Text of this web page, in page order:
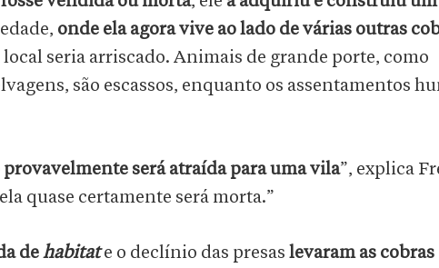
onde ela agora vive ao lado de várias outras
local seria arriscado. Animais de grande porte, como
são escassos, enquanto os assentamentos
será atraída para uma vila”, explica
quase certamente será morta.”
dehabitate o declínio das presas levaram as cobras